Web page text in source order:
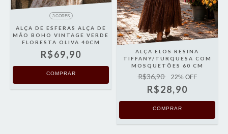
3 CORES
ALÇA DE ESFERAS ALÇA DE
MÃO BOHO VINTAGE VERDE
FLORESTA OLIVA 40CM
R$69,90
COMPRAR
ALÇA ELOS RESINA
TIFFANY/TURQUESA COM
MOSQUETÕES 60 CM
R$36,90 22% OFF
R$28,90
COMPRAR